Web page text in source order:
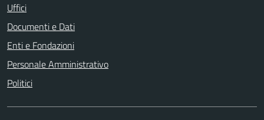
Uffici
Documenti e Dati
Enti e Fondazioni
Personale Amministrativo
Politici